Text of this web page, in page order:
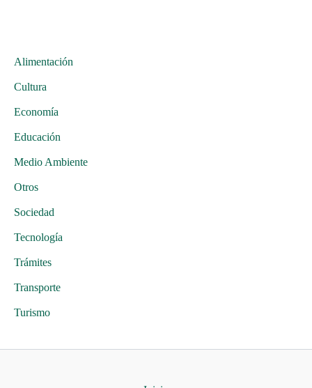
Alimentación
Cultura
Economía
Educación
Medio Ambiente
Otros
Sociedad
Tecnología
Trámites
Transporte
Turismo